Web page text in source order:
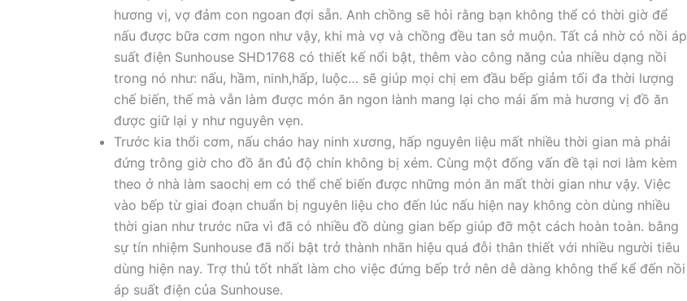
hương vị, vợ đảm con ngoan đợi sẵn. Anh chồng sẽ hỏi rằng bạn không thể có thời giờ để
nấu được bữa cơm ngon như vậy, khi mà vợ và chồng đều tan sở muộn. Tất cả nhờ có nồi áp
suất điện Sunhouse SHD1768 có thiết kế nổi bật, thêm vào công năng của nhiều dạng nồi
trong nó như: nấu, hầm, ninh,hấp, luộc… sẽ giúp mọi chị em đầu bếp giảm tối đa thời lượng
chế biến, thế mà vẫn làm được món ăn ngon lành mang lại cho mái ấm mà hương vị đồ ăn
được giữ lại y như nguyên vẹn.
Trước kia thổi cơm, nấu cháo hay ninh xương, hấp nguyên liệu mất nhiều thời gian mà phải
đứng trông giờ cho đồ ăn đủ độ chín không bị xém. Cùng một đống vấn đề tại nơi làm kèm
theo ở nhà làm saochị em có thể chế biến được những món ăn mất thời gian như vậy. Việc
vào bếp từ giai đoạn chuẩn bị nguyên liệu cho đến lúc nấu hiện nay không còn dùng nhiều
thời gian như trước nữa vì đã có nhiều đồ dùng gian bếp giúp đỡ một cách hoàn toàn. bằng
sự tín nhiệm Sunhouse đã nổi bật trở thành nhãn hiệu quá đỗi thân thiết với nhiều người tiêu
dùng hiện nay. Trợ thủ tốt nhất làm cho việc đứng bếp trở nên dễ dàng không thể kể đến nồi
áp suất điện của Sunhouse.